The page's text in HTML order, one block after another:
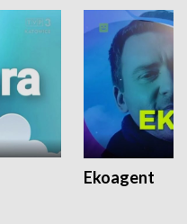
Ekoagent